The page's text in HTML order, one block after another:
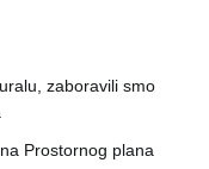
zaboravili smo
Prostornog plana